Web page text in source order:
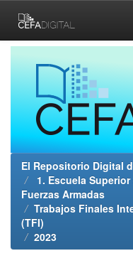
navigation
El Repositorio Digital
1. Escuela
Fuerzas Armadas
Trabajos Finales
(TFI)
2023